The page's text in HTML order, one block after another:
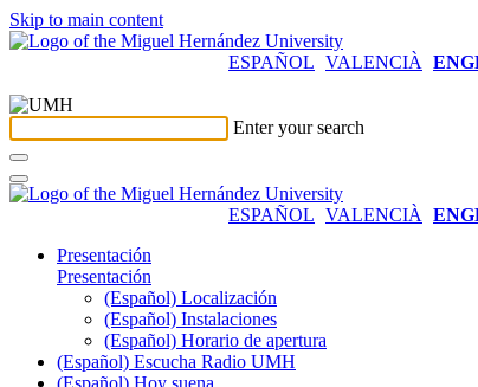
Skip to main content
ESPAÑOL VALENCIÀ
Enter your search
ESPAÑOL VALENCIÀ
Presentación
Presentación
(Español) Localización
(Español) Instalaciones
(Español) Horario de apertura
(Español) Escucha Radio UMH
(Español) Hoy suena...